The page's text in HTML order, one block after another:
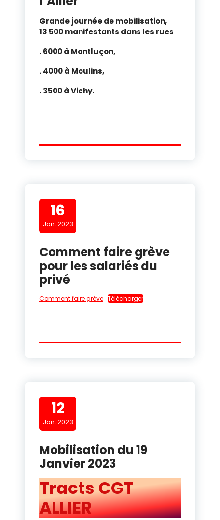
Grande journée de mobilisation,
13 500 manifestants dans les rues
. 6000 à Montluçon,
. 4000 à Moulins,
. 3500 à Vichy.
16
Jan, 2023
Comment faire grève
pour les salariés du
privé
Comment faire grève Télécharger
12
Jan, 2023
Mobilisation du 19
Janvier 2023
Tracts CGT
ALLIER